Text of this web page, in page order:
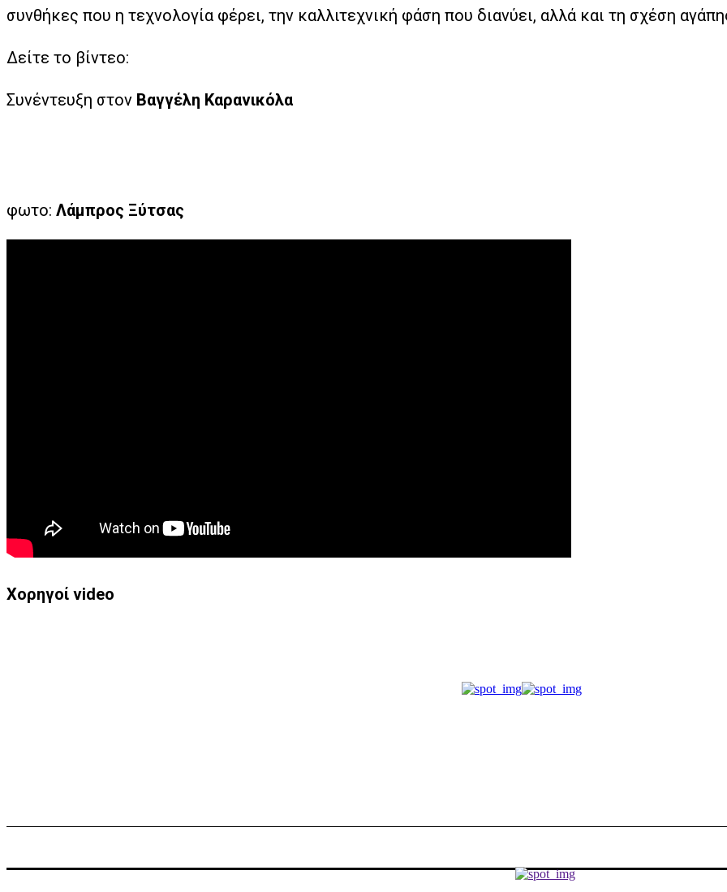
συνθήκες που η τεχνολογία φέρει, την καλλιτεχνική φάση που διανύει, αλλά και τη σχέση
Δείτε το βίντεο:
Συνέντευξη στον Βαγγέλη Καρανικόλα
φωτο: Λάμπρος Ξύτσας
Χορηγοί video